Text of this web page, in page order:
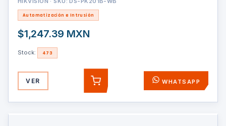
Automatización e Intrusión
$1,247.39 MXN
Stock: 473
VER AGREGAR WHATSAPP